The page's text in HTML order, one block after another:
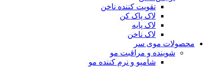
تقویت کننده ناخن
لاک پاک کن
لاک پایه
لاک ناخن
محصولات موی سر
شوینده و مراقبت مو
شامپو و نرم کننده مو